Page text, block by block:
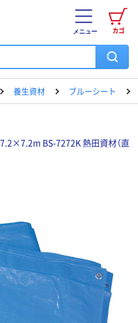
カゴ
メニュー
養生資材 ブルーシート
BS-7272K 熱田資材（直